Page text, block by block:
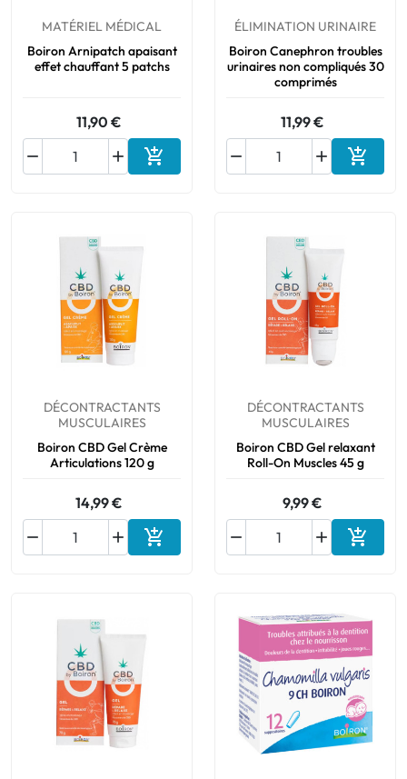
MATÉRIEL MÉDICAL
Boiron Arnipatch apaisant
effet chauffant 5 patchs
11,90 €

 Ajouter au panier
ÉLIMINATION URINAIRE
Boiron Canephron troubles
urinaires non compliqués 30
comprimés
11,99 €

 
DÉCONTRACTANTS
MUSCULAIRES
Boiron CBD Gel Crème
Articulations 120 g
14,99 €

 Ajouter au panier
DÉCONTRACTANTS
MUSCULAIRES
Boiron CBD Gel relaxant
Roll-On Muscles 45 g
9,99 €

 